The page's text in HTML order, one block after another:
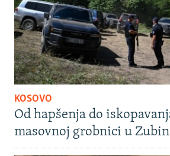
KOSOVO
Od hapšenja do
masovnoj grobnici u